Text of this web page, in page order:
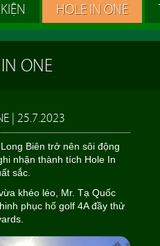
HOLE IN ONE
ONE
| 25.7.2023
Biên trở nên sôi động
nhận thành tích Hole In
sắc.
khéo léo, Mr. Tạ Quốc
phục hố golf 4A đầy thử